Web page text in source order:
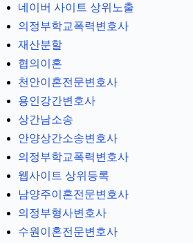
네이버 사이트 상위노출
의정부학교폭력변호사
재산분할
협의이혼
천안이혼전문변호사
용인강간변호사
상간남소송
안양상간소송변호사
의정부학교폭력변호사
웹사이트 상위등록
남양주이혼전문변호사
의정부형사변호사
수원이혼전문변호사